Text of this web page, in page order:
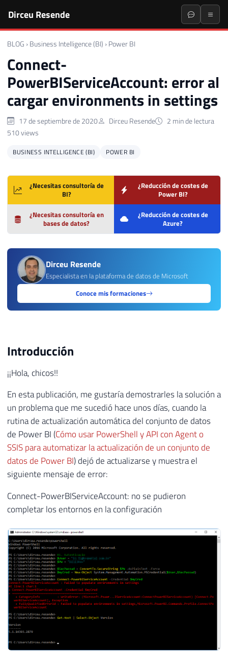
Dirceu Resende
BLOG › Business Intelligence (BI) › Power BI
Connect-
PowerBIServiceAccount: error al
cargar environments in settings
17 de septiembre de 2020 Dirceu Resende
2 min de lectura
510 views
BUSINESS INTELLIGENCE (BI) POWER BI
¿Necesitas consultoría de
BI?
¿Reducción de costes de
Power BI?
¿Necesitas consultoría en
bases de datos?
¿Reducción de costes de
Azure?
Dirceu Resende
Especialista en la plataforma de datos de Microsoft
Conoce mis formaciones
Introducción
¡¡Hola, chicos!!
En esta publicación, me gustaría demostrarles la solución a
un problema que me sucedió hace unos días, cuando la
rutina de actualización automática del conjunto de datos
de Power BI (Cómo usar PowerShell y API con Agent o
SSIS para automatizar la actualización de un conjunto de
datos de Power BI) dejó de actualizarse y muestra el
siguiente mensaje de error:
Connect-PowerBIServiceAccount: no se pudieron
completar los entornos en la configuración